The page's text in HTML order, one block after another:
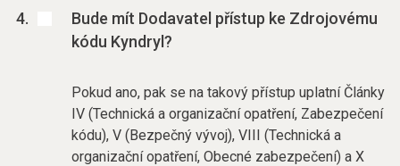
Bude mít Dodavatel přístup ke Zdrojovému
kódu Kyndryl?
Pokud ano, pak se na takový přístup uplatní Články
IV (Technická a organizační opatření, Zabezpečení
kódu), V (Bezpečný vývoj), VIII (Technická a
organizační opatření, Obecné zabezpečení) a X